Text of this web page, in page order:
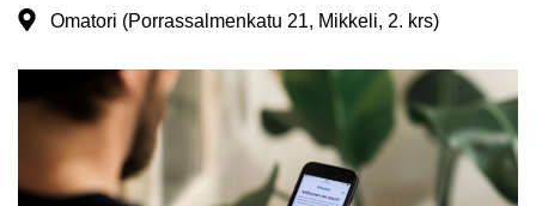
Omatori (Porrassalmenkatu 21, Mikkeli, 2. krs)